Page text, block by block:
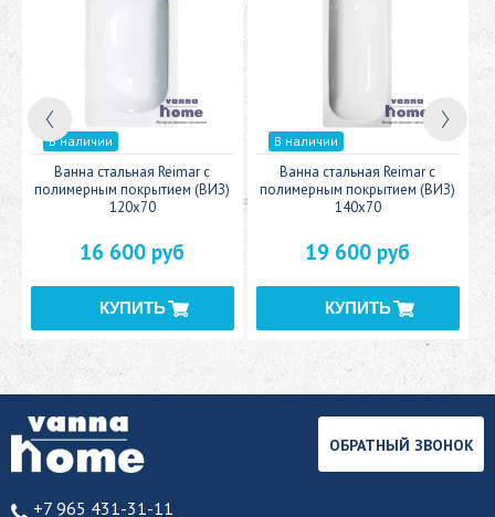
В наличии
Ванна стальная Reimar с
полимерным покрытием (ВИЗ)
120x70
16 600 руб
В наличии
Ванна стальная Reimar с
полимерным покрытием (ВИЗ)
140x70
19 600 руб
+7 965 431-31-11
ОБРАТНЫЙ ЗВОНОК